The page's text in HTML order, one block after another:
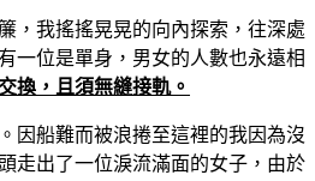
，我搖搖晃晃的向內探索，往深處
一位是單身，男女的人數也永遠相
換，且須無縫接軌。
因船難而被浪捲至這裡的我因為沒
走出了一位淚流滿面的女子，由於